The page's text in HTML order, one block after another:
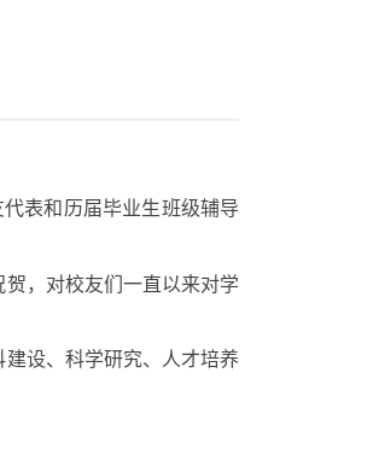
表和历届毕业生班级辅导
，对校友们一直以来对学
设、科学研究、人才培养